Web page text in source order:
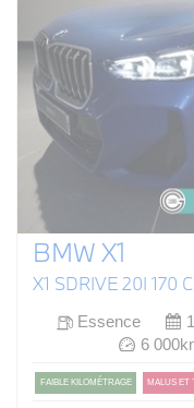
BMW X1
X1 SDRIVE 20I 170
Essence
6
FAIBLE KILOMÉTRAGE MALUS ET